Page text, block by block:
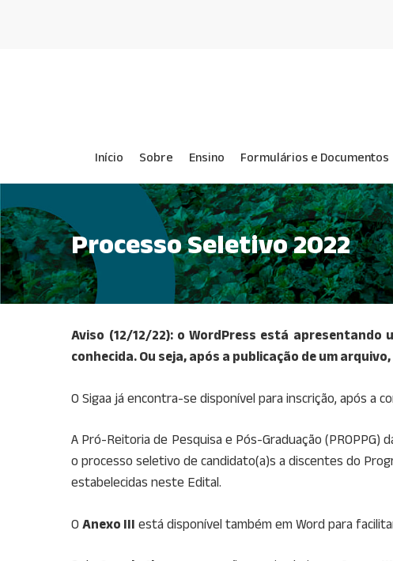
Início Sobre Ensino Formulários e Documentos
Processo Seletivo 2022
Aviso (12/12/22): o WordPress está
conhecida. Ou seja, após a publicação de um
O Sigaa já encontra-se disponível para inscrição, após a
A Pró-Reitoria de Pesquisa e Pós-Graduação (PROPPG)
o processo seletivo de candidato(a)s a discentes do
estabelecidas neste Edital.
OAnexo III está disponível também em Word para